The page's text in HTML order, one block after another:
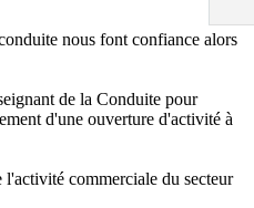
nous font confiance alors
de la Conduite pour
d'une ouverture d'activité à
commerciale du secteur